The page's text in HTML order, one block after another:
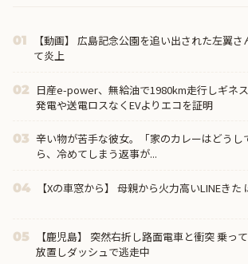
01
【動画】 広島記念公園を追い出された左翼
て炎上
02
日産e-power、無給油で1980km走行しギネ
発電や送電ロスなくEVよりエコを証明
03 辛い物が苦手な彼女。「家のカレーはどうし
ら、冷めてしまう返事が...
04 【Xの車窓から】 母親から火力高いLINEきた
05
【鹿児島】 突然右折し路面電車と衝突 乗っ
放置しダッシュで逃走中